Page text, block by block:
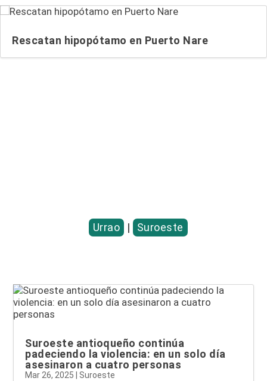
Rescatan hipopótamo en Puerto Nare
Urrao | Suroeste
Suroeste antioqueño continúa
padeciendo la violencia: en un solo día
asesinaron a cuatro personas
Mar 26, 2025 Suroeste